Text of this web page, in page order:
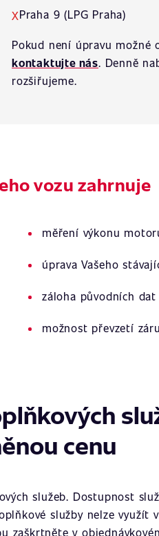
XPraha 9 (LPG Praha)
Pokud není úpravu možné
kontaktujte nás. Denně
rozšiřujeme.
vozu zahrnuje
měření výkonu
úprava Vašeho
záloha původních
možnost převzetí
cenu
služeb. Dostupnost
služby nelze využít
zaškrtněte v